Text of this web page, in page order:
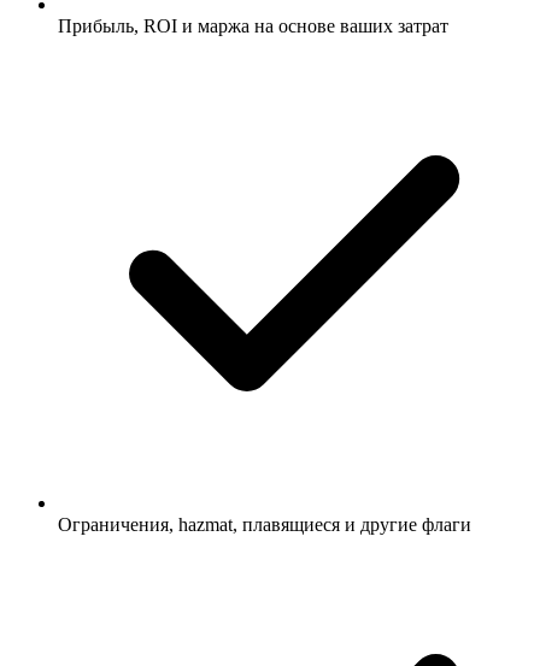
Прибыль, ROI и маржа на основе ваших затрат
Ограничения, hazmat, плавящиеся и другие флаги